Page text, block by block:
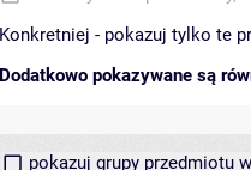
Konkretniej - pokazuj tylko te
Dodatkowo pokazywane są
pokazuj grupy przedmiotu